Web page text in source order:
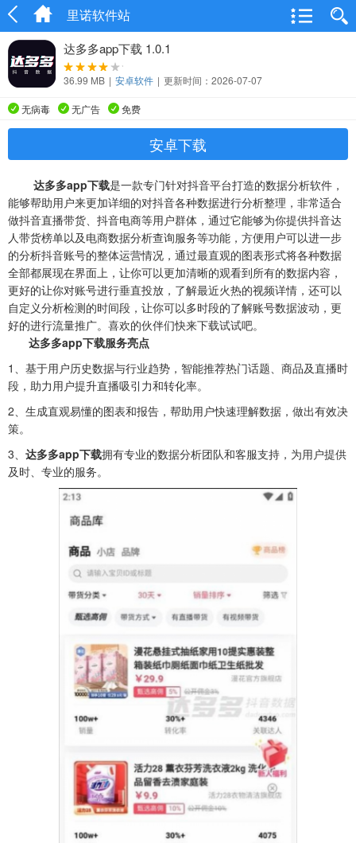
里诺软件站
达多多app下载 1.0.1
36.99 MB | 安卓软件 | 更新时间：2026-07-07
无病毒 无广告 免费
安卓下载
达多多app下载是一款专门针对抖音平台打造的数据分析软件，
能够帮助用户来更加详细的对抖音各种数据进行分析整理，非常适合
做抖音直播带货、抖音电商等用户群体，通过它能够为你提供抖音达
人带货榜单以及电商数据分析查询服务等功能，方便用户可以进一步
的分析抖音账号的整体运营情况，通过最直观的图表形式将各种数据
全部都展现在界面上，让你可以更加清晰的观看到所有的数据内容，
更好的让你对账号进行垂直投放，了解最近火热的视频详情，还可以
自定义分析检测的时间段，让你可以多时段的了解账号数据波动，更
好的进行流量推广。喜欢的伙伴们快来下载试试吧。
达多多app下载服务亮点
1、 基于用户历史数据与行业趋势，智能推荐热门话题、商品及直播时
段，助力用户提升直播吸引力和转化率。
2、生成直观易懂的图表和报告，帮助用户快速理解数据，做出有效决
策。
3、 达多多app下载拥有专业的数据分析团队和客服支持，为用户提供
及时、专业的服务。